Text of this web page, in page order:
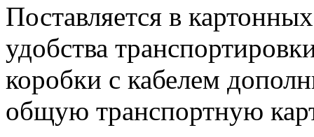
Поставляется в
удобства
коробки с кабелем
общую транспортную